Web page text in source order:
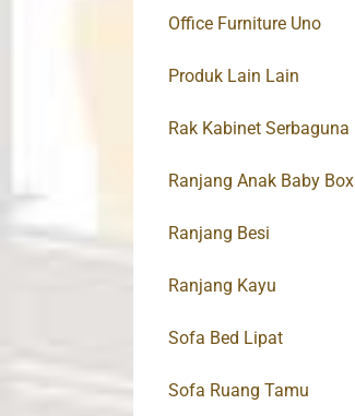
Office Furniture Uno
Produk Lain Lain
Rak Kabinet Serbaguna
Ranjang Anak Baby Box
Ranjang Besi
Ranjang Kayu
Sofa Bed Lipat
Sofa Ruang Tamu